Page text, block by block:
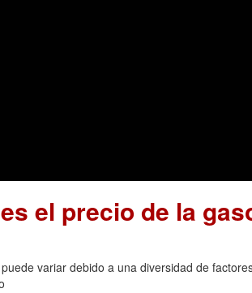
el precio de la
variar debido a una diversidad de